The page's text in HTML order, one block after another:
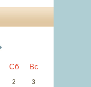
Сб Вс
2 3